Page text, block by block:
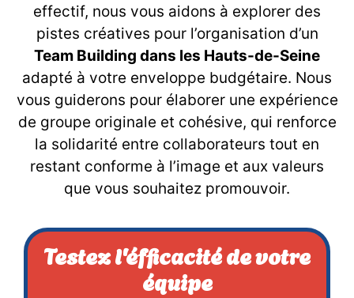
effectif, nous vous aidons à explorer des
pistes créatives pour l’organisation d’un
Team Building dans les Hauts-de-Seine
adapté à votre enveloppe budgétaire. Nous
vous guiderons pour élaborer une expérience
de groupe originale et cohésive, qui renforce
la solidarité entre collaborateurs tout en
restant conforme à l’image et aux valeurs
que vous souhaitez promouvoir.
Testez l'éfficacité de votre
équipe